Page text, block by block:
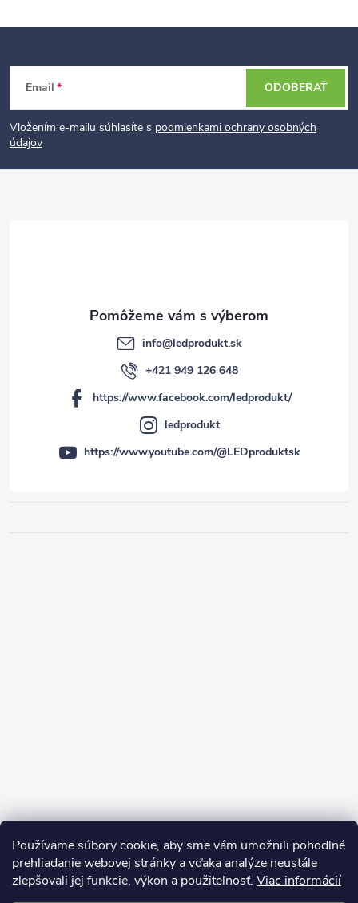
Používame súbory cookie, aby sme vám umožnili pohodlné
prehliadanie webovej stránky a vďaka analýze neustále
zlepšovali jej funkcie, výkon a použiteľnosť. Viac informácií
t
Email
Vložením e-mailu súhlasíte s podmienkami ochrany osobných
údajov
ODOBERAŤ
info@ledprodukt.sk
+421 949 126 648
https://www.facebook.com/ledprodukt/
ledprodukt
https://www.youtube.com/@LEDproduktsk